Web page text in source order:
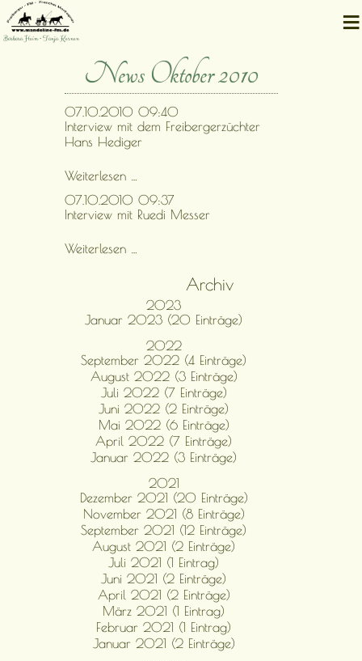
Barbara Heim • Tanja Kernen ≡
News Oktober 2010
07.10.2010 09:40
Interview mit dem Freibergerzüchter
Hans Hediger
Weiterlesen …
dem
Freibergerzüchter
07.10.2010 09:37
Interview mit Ruedi Messer
Weiterlesen …
Archiv
2023
Januar 2023 (20 Einträge)
2022
September 2022 (4 Einträge)
August 2022 (3 Einträge)
Juli 2022 (7 Einträge)
Juni 2022 (2 Einträge)
Mai 2022 (6 Einträge)
April 2022 (7 Einträge)
Januar 2022 (3 Einträge)
2021
Dezember 2021 (20 Einträge)
November 2021 (8 Einträge)
September 2021 (12 Einträge)
August 2021 (2 Einträge)
Juli 2021 (1 Eintrag)
Juni 2021 (2 Einträge)
April 2021 (2 Einträge)
März 2021 (1 Eintrag)
Februar 2021 (1 Eintrag)
Januar 2021 (2 Einträge)